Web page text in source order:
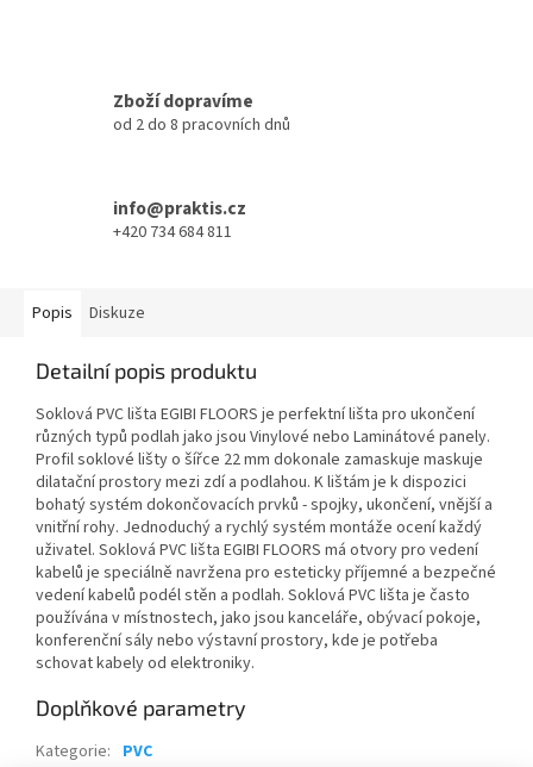
Zboží dopravíme
od 2 do 8 pracovních dnů
info@praktis.cz
+420 734 684 811
Popis Diskuze
Detailní popis produktu
Soklová PVC lišta EGIBI FLOORS je perfektní lišta pro ukončení
různých typů podlah jako jsou Vinylové nebo Laminátové panely.
Profil soklové lišty o šířce 22 mm dokonale zamaskuje maskuje
dilatační prostory mezi zdí a podlahou. K lištám je k dispozici
bohatý systém dokončovacích prvků - spojky, ukončení, vnější a
vnitřní rohy. Jednoduchý a rychlý systém montáže ocení každý
uživatel. Soklová PVC lišta EGIBI FLOORS má otvory pro vedení
kabelů je speciálně navržena pro esteticky příjemné a bezpečné
vedení kabelů podél stěn a podlah. Soklová PVC lišta je často
používána v místnostech, jako jsou kanceláře, obývací pokoje,
konferenční sály nebo výstavní prostory, kde je potřeba
schovat kabely od elektroniky.
Doplňkové parametry
Kategorie: PVC